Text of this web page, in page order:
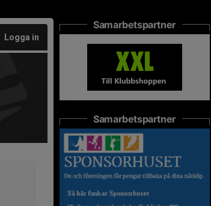
Logga in
Samarbetspartner
Samarbetspartner